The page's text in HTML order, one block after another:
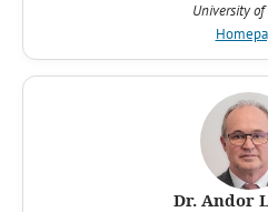
University of
Dr. Andor